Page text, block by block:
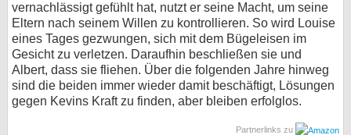
vernachlässigt gefühlt hat, nutzt er seine Macht, um seine
Eltern nach seinem Willen zu kontrollieren. So wird Louise
eines Tages gezwungen, sich mit dem Bügeleisen im
Gesicht zu verletzen. Daraufhin beschließen sie und
Albert, dass sie fliehen. Über die folgenden Jahre hinweg
sind die beiden immer wieder damit beschäftigt, Lösungen
gegen Kevins Kraft zu finden, aber bleiben erfolglos.
Partnerlinks zu
Impressum
Desktop-Ansicht
myFanbase